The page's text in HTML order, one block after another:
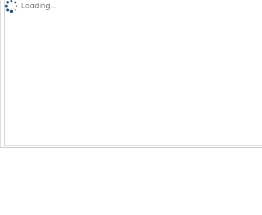
Loading...